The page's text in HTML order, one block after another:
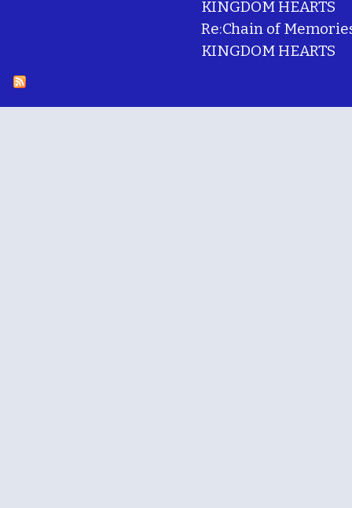
KINGDOM HEARTS
Re:Chain of
KINGDOM HEARTS